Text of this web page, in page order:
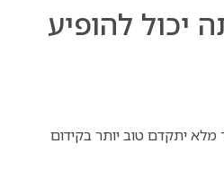
יכול להופיע
יתקדם טוב יותר בקידום